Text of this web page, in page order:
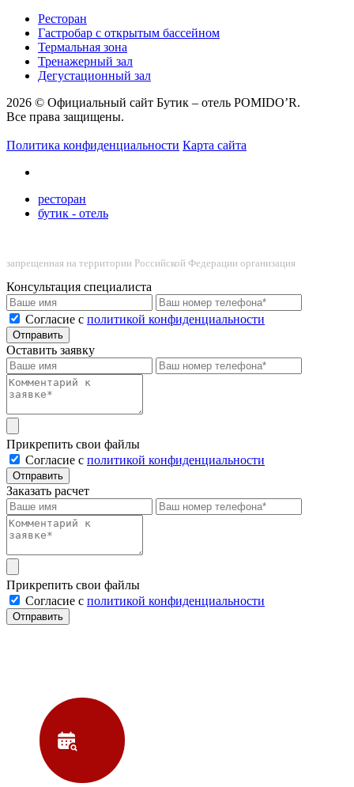
Ресторан
Гастробар с открытым бассейном
Термальная зона
Тренажерный зал
Дегустационный зал
2026 © Официальный сайт Бутик – отель POMIDO’R.
Все права защищены.
Политика конфиденциальности Карта сайта
ресторан
бутик - отель
запрещенная на территории Российской Федерации организация
Консультация специалиста
Cогласие с политикой конфиденциальности
Отправить
Оставить заявку
Прикрепить свои файлы
Cогласие с политикой конфиденциальности
Отправить
Заказать расчет
Прикрепить свои файлы
Cогласие с политикой конфиденциальности
Отправить